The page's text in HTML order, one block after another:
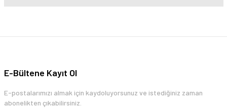
E-Bültene Kayıt Ol
E-postalarımızı almak için kaydoluyorsunuz ve istediğiniz zaman
abonelikten çıkabilirsiniz.